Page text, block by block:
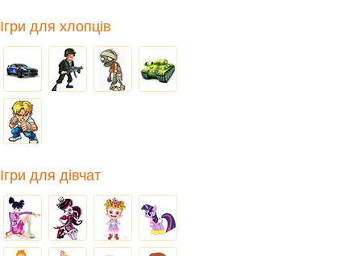
Ігри для хлопців
Ігри для дівчат